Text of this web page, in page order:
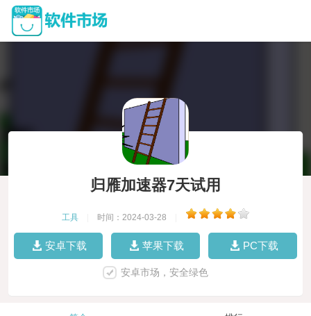
归雁加速器7天试用
工具 时间：2024-03-28
安卓下载 苹果下载 PC下载
安卓市场，安全绿色